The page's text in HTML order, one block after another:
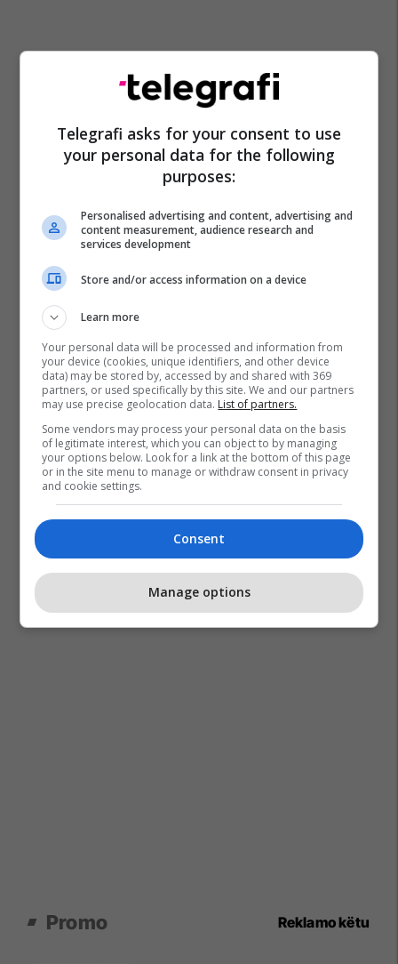
Promo Reklamo këtu
Telegrafi asks for your consent to use
your personal data for the following
purposes:
Personalised advertising and content, advertising and
content measurement, audience research and
services development
Store and/or access information on a device
Learn more
Your personal data will be processed and information from
your device (cookies, unique identifiers, and other device
data) may be stored by, accessed by and shared with 369
partners, or used specifically by this site. We and our partners
may use precise geolocation data. List of partners.
Some vendors may process your personal data on the basis
of legitimate interest, which you can object to by managing
your options below. Look for a link at the bottom of this page
or in the site menu to manage or withdraw consent in privacy
and cookie settings.
Consent
Manage options